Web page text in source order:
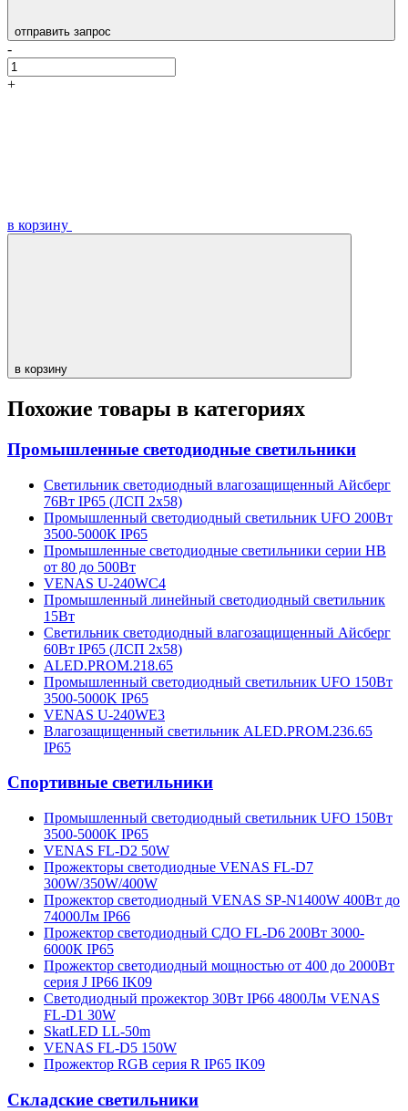
отправить запрос
-
+
в корзину
в корзину
Похожие товары в категориях
Промышленные светодиодные светильники
Светильник светодиодный влагозащищенный Айсберг
76Вт IP65 (ЛСП 2х58)
Промышленный светодиодный светильник UFO 200Вт
3500-5000К IP65
Промышленные светодиодные светильники серии HB
от 80 до 500Вт
VENAS U-240WC4
Промышленный линейный светодиодный светильник
15Вт
Светильник светодиодный влагозащищенный Айсберг
60Вт IP65 (ЛСП 2х58)
ALED.PROM.218.65
Промышленный светодиодный светильник UFO 150Вт
3500-5000K IP65
VENAS U-240WE3
Влагозащищенный светильник ALED.PROM.236.65
IP65
Спортивные светильники
Промышленный светодиодный светильник UFO 150Вт
3500-5000K IP65
VENAS FL-D2 50W
Прожекторы светодиодные VENAS FL-D7
300W/350W/400W
Прожектор светодиодный VENAS SP-N1400W 400Вт до
74000Лм IP66
Прожектор светодиодный СДО FL-D6 200Вт 3000-
6000К IP65
Прожектор светодиодный мощностью от 400 до 2000Вт
серия J IP66 IK09
Cветодиодный прожектор 30Вт IP66 4800Лм VENAS
FL-D1 30W
SkatLED LL-50m
VENAS FL-D5 150W
Прожектор RGB серия R IP65 IK09
Складские светильники